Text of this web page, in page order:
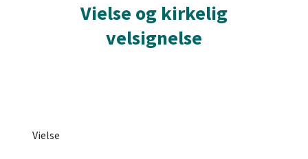
Vielse og kirkelig
velsignelse
Vielse